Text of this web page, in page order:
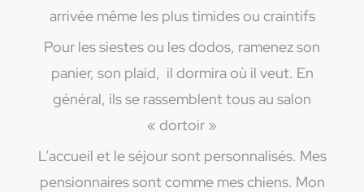
arrivée même les plus timides ou craintifs
Pour les siestes ou les dodos, ramenez son
panier, son plaid, il dormira où il veut. En
général, ils se rassemblent tous au salon
« dortoir »
L’accueil et le séjour sont personnalisés. Mes
pensionnaires sont comme mes chiens. Mon